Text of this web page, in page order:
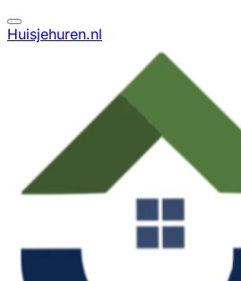
Huisjehuren.nl